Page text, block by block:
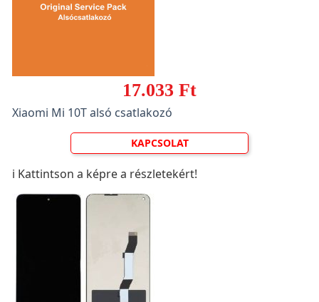
17.033 Ft
Xiaomi Mi 10T alsó csatlakozó
KAPCSOLAT
ℹ️ Kattintson a képre a részletekért!